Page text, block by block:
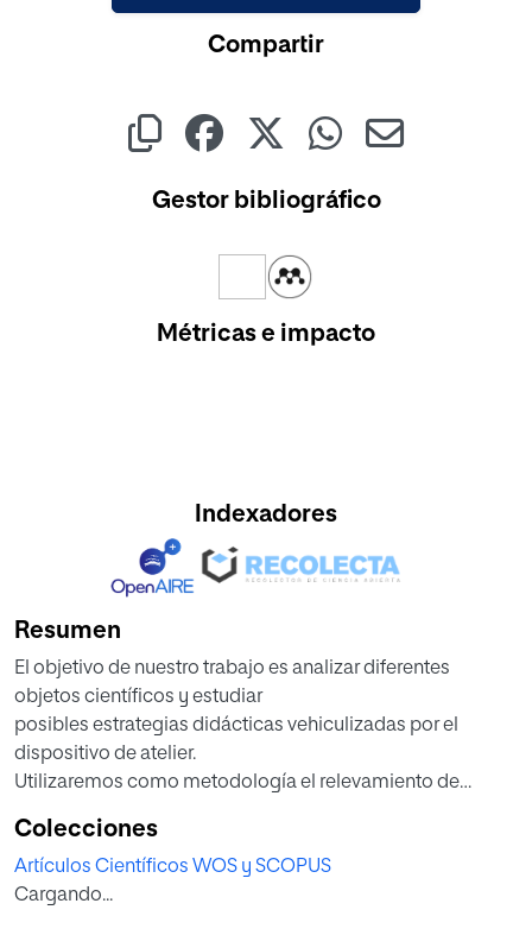
Compartir
Gestor bibliográfico
Métricas e impacto
Indexadores
Resumen
El objetivo de nuestro trabajo es analizar diferentes
objetos científicos y estudiar
posibles estrategias didácticas vehiculizadas por el
dispositivo de atelier.
Utilizaremos como metodología el relevamiento de
conceptos científicos adecuados para las etapas de
infancia, que cruzaremos con
algunas definiciones clave utilizadas por distintos artistas
Colecciones
Artículos Científicos WOS y SCOPUS
Cargando...